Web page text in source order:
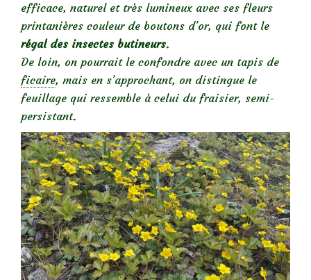
efficace, naturel et très lumineux avec ses fleurs
printanières couleur de boutons d’or, qui font le
régal des insectes butineurs.
De loin, on pourrait le confondre avec un tapis de
ficaire, mais en s’approchant, on distingue le
feuillage qui ressemble à celui du fraisier, semi-
persistant.